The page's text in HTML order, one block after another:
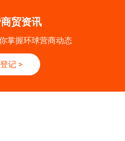
贸资讯
掌握环球营商动态
登记 >